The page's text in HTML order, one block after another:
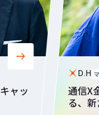
ャッ
D.H
通信X
る、